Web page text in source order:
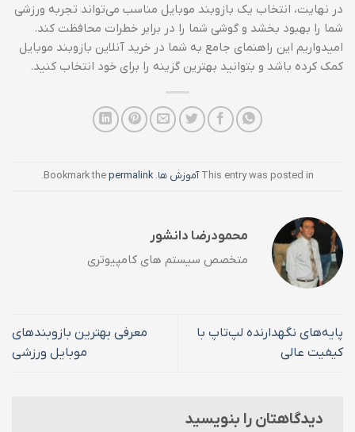
در نهایت، انتخاب یک بازوبند موبایل مناسب می‌تواند تجربه ورزشی
شما را بهبود بخشد و گوشی شما را در برابر خطرات محافظت کند.
امیدواریم این راهنمای جامع به شما در خرید آنلاین بازوبند موبایل
کمک کرده باشد و بتوانید بهترین گزینه را برای خود انتخاب کنید.
This entry was posted in آموزش ها. Bookmark the
permalink
.
محمودرضا دانشور
متخصص سیستم های کامپیوتری
پایه‌های نگهدارنده لپ‌تاپ با
کیفیت عالی
معرفی بهترین بازوبندهای
موبایل ورزشی
دیدگاهتان را بنویسید